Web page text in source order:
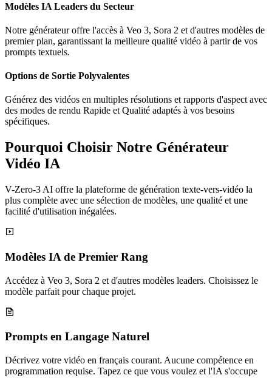
Modèles IA Leaders du Secteur
Notre générateur offre l'accès à Veo 3, Sora 2 et d'autres modèles de
premier plan, garantissant la meilleure qualité vidéo à partir de vos
prompts textuels.
Options de Sortie Polyvalentes
Générez des vidéos en multiples résolutions et rapports d'aspect avec
des modes de rendu Rapide et Qualité adaptés à vos besoins
spécifiques.
Pourquoi Choisir Notre Générateur
Vidéo IA
V-Zero-3 AI offre la plateforme de génération texte-vers-vidéo la
plus complète avec une sélection de modèles, une qualité et une
facilité d'utilisation inégalées.
Modèles IA de Premier Rang
Accédez à Veo 3, Sora 2 et d'autres modèles leaders. Choisissez le
modèle parfait pour chaque projet.
Prompts en Langage Naturel
Décrivez votre vidéo en français courant. Aucune compétence en
programmation requise. Tapez ce que vous voulez et l'IA s'occupe